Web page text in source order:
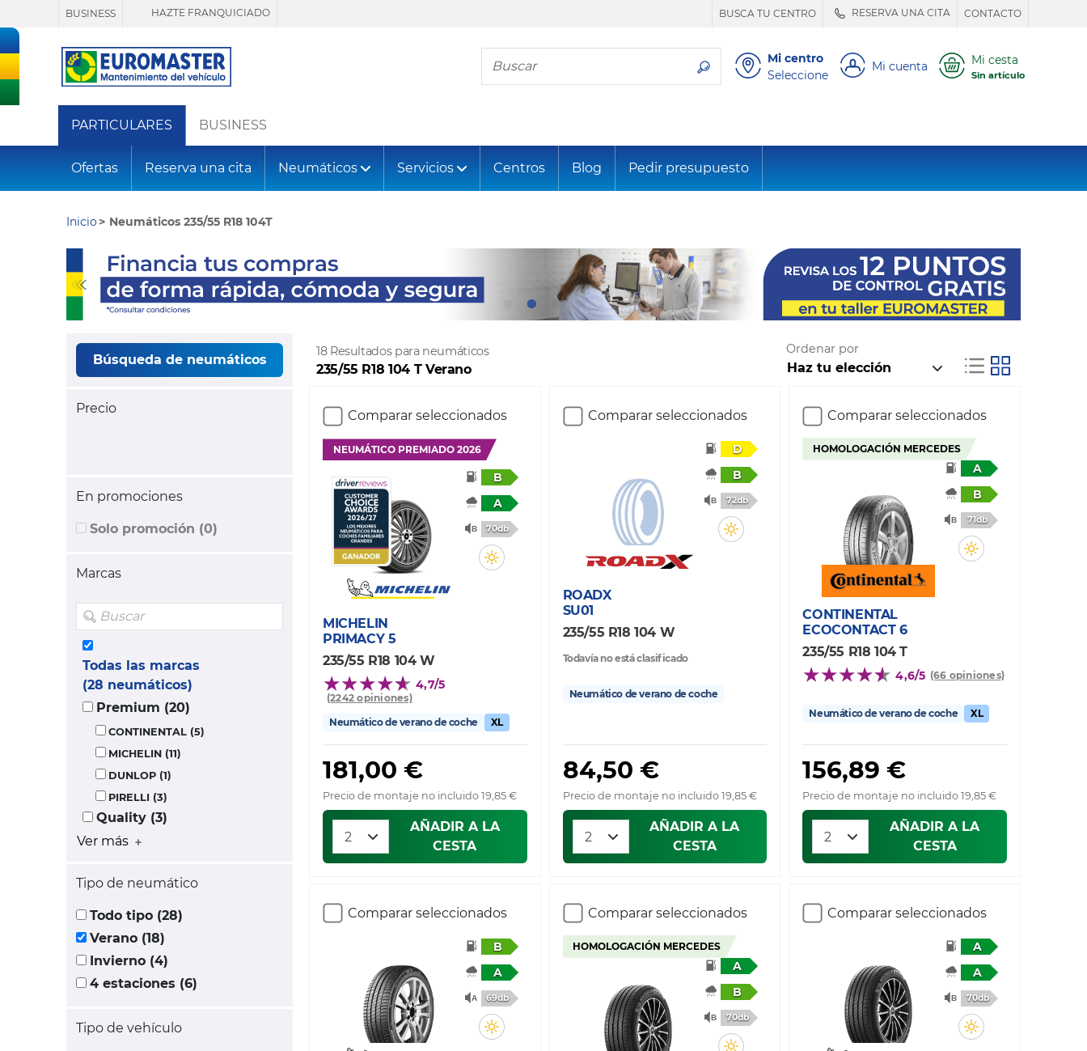
BUSINESS HAZTE FRANQUICIADO BUSCA TU CENTRO RESERVA UNA CITA CONTACTO
Busca tu neumático
Mi centro
Seleccione
Mi cuenta Mi cesta
Sin artículo
PARTICULARES BUSINESS
Ofertas Reserva una cita Neumáticos Servicios Centros Blog Pedir presupuesto
Inicio Neumáticos 235/55 R18 104T
Búsqueda de neumáticos
Precio
En promociones
Solo promoción (0)
Marcas
Todas las marcas
(28 neumáticos)
Premium (20)
CONTINENTAL (5)
MICHELIN (11)
DUNLOP (1)
PIRELLI (3)
Quality (3)
Ver más
Tipo de neumático
Todo tipo (28)
Verano (18)
Invierno (4)
4 estaciones (6)
Tipo de vehículo
18 Resultados para neumáticos
235/55 R18 104 T Verano
Ordenar por
Comparar seleccionados
NEUMÁTICO PREMIADO 2026
B
A
70db
MICHELIN
PRIMACY 5
235/55 R18 104 W
4,7/5
(2242 opiniones)
Neumático de verano de coche
XL
181,00 €
Precio de montaje no incluido 19,85 €
AÑADIR A LA
CESTA
Comparar seleccionados
D
B
72db
ROADX
SU01
235/55 R18 104 W
Todavía no está clasificado
Neumático de verano de coche
84,50 €
Precio de montaje no incluido 19,85 €
AÑADIR A LA
CESTA
Comparar seleccionados
HOMOLOGACIÓN MERCEDES
A
B
71db
CONTINENTAL
ECOCONTACT 6
235/55 R18 104 T
4,6/5 (66 opiniones)
Neumático de verano de coche XL
156,89 €
Precio de montaje no incluido 19,85 €
AÑADIR A LA
CESTA
Comparar seleccionados
B
A
69db
Comparar seleccionados
HOMOLOGACIÓN MERCEDES
A
B
70db
Comparar seleccionados
A
A
70db